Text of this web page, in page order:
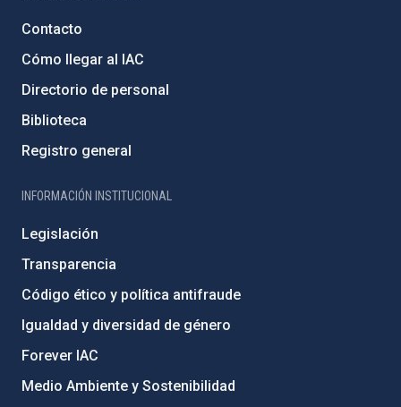
Contacto
Cómo llegar al IAC
Directorio de personal
Biblioteca
Registro general
INFORMACIÓN INSTITUCIONAL
Legislación
Transparencia
Código ético y política antifraude
Igualdad y diversidad de género
Forever IAC
Medio Ambiente y Sostenibilidad